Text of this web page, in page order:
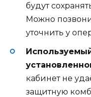
будут
Можно
уточнить у
кабинет не
защитную